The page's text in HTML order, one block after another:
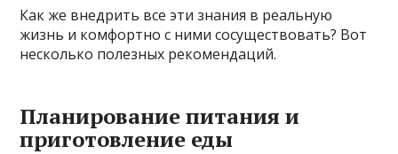
Как же внедрить все эти знания в реальную
жизнь и комфортно с ними сосуществовать? Вот
несколько полезных рекомендаций.
Планирование питания и
приготовление еды